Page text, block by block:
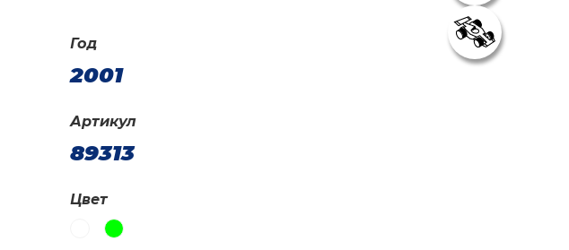
Год
2001
Артикул
89313
Цвет